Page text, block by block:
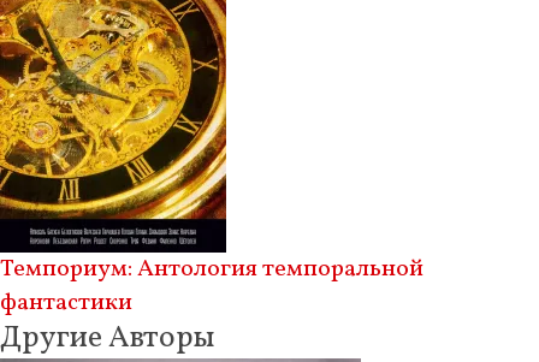
Темпориум: Антология темпоральной
фантастики
Другие Авторы